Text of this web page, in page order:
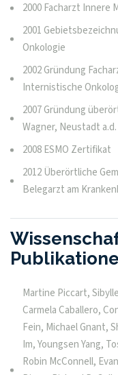
2000 Facharzt Innere
2001
Onkologie
2002 Gründung
Internistische
2007 Gründung
Wagner, Neustadt
2008 ESMO Zertifikat
2012 Überörtliche
Belegarzt am
Martine Piccart,
Carmela Caballero,
Fein, Michael Gnant,
Im, Youngsen Yang,
Robin McConnell,